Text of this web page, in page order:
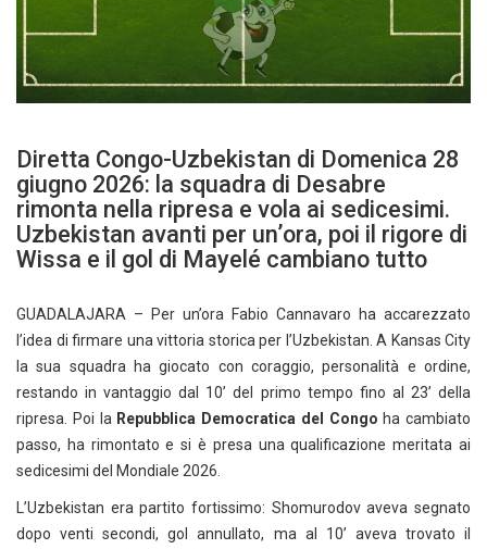
Diretta Congo-Uzbekistan di Domenica 28
giugno 2026: la squadra di Desabre
rimonta nella ripresa e vola ai sedicesimi.
Uzbekistan avanti per un’ora, poi il rigore di
Wissa e il gol di Mayelé cambiano tutto
GUADALAJARA – Per un’ora Fabio Cannavaro ha accarezzato
l’idea di firmare una vittoria storica per l’Uzbekistan. A Kansas City
la sua squadra ha giocato con coraggio, personalità e ordine,
restando in vantaggio dal 10’ del primo tempo fino al 23’ della
ripresa. Poi la Repubblica Democratica del Congo ha cambiato
passo, ha rimontato e si è presa una qualificazione meritata ai
sedicesimi del Mondiale 2026.
L’Uzbekistan era partito fortissimo: Shomurodov aveva segnato
dopo venti secondi, gol annullato, ma al 10’ aveva trovato il